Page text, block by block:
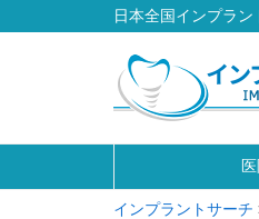
日本全国インプラ
インプラントサーチ